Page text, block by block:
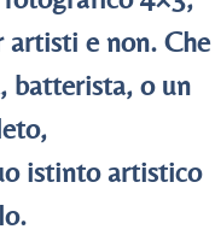
artisti e non. Che
batterista, o un
istinto artistico